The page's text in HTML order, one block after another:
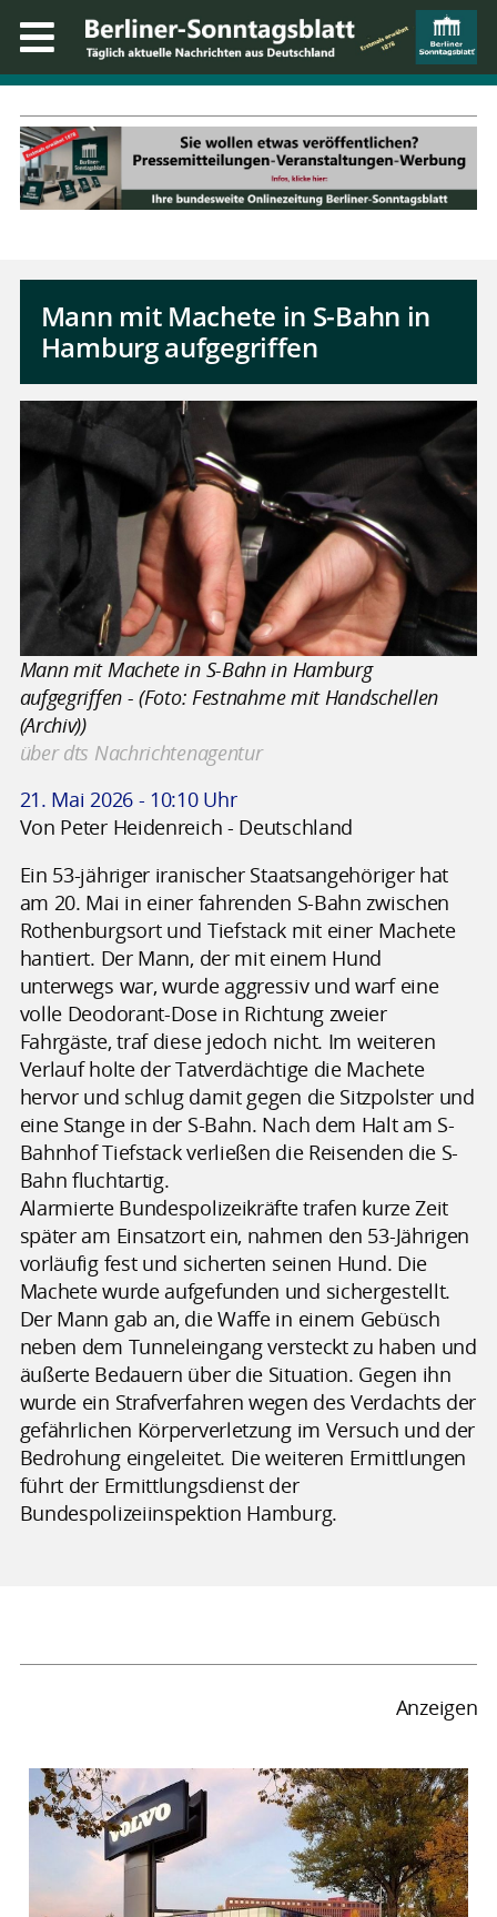
Mann mit Machete in S-Bahn in
Hamburg aufgegriffen
Mann mit Machete in S-Bahn in Hamburg
aufgegriffen - (Foto: Festnahme mit Handschellen
(Archiv))
über dts Nachrichtenagentur
21. Mai 2026 - 10:10 Uhr
Von Peter Heidenreich - Deutschland
Ein 53-jähriger iranischer Staatsangehöriger hat
am 20. Mai in einer fahrenden S-Bahn zwischen
Rothenburgsort und Tiefstack mit einer Machete
hantiert. Der Mann, der mit einem Hund
unterwegs war, wurde aggressiv und warf eine
volle Deodorant-Dose in Richtung zweier
Fahrgäste, traf diese jedoch nicht. Im weiteren
Verlauf holte der Tatverdächtige die Machete
hervor und schlug damit gegen die Sitzpolster und
eine Stange in der S-Bahn. Nach dem Halt am S-
Bahnhof Tiefstack verließen die Reisenden die S-
Bahn fluchtartig.
Alarmierte Bundespolizeikräfte trafen kurze Zeit
später am Einsatzort ein, nahmen den 53-Jährigen
vorläufig fest und sicherten seinen Hund. Die
Machete wurde aufgefunden und sichergestellt.
Der Mann gab an, die Waffe in einem Gebüsch
neben dem Tunneleingang versteckt zu haben und
äußerte Bedauern über die Situation. Gegen ihn
wurde ein Strafverfahren wegen des Verdachts der
gefährlichen Körperverletzung im Versuch und der
Bedrohung eingeleitet. Die weiteren Ermittlungen
führt der Ermittlungsdienst der
Bundespolizeiinspektion Hamburg.
Anzeigen